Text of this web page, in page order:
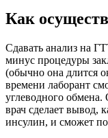
Как
Сдавать анализ на
минус процедуры
(обычно она длится
времени лаборант
углеводного обмена.
врач сделает вывод,
инсулин, и сможет